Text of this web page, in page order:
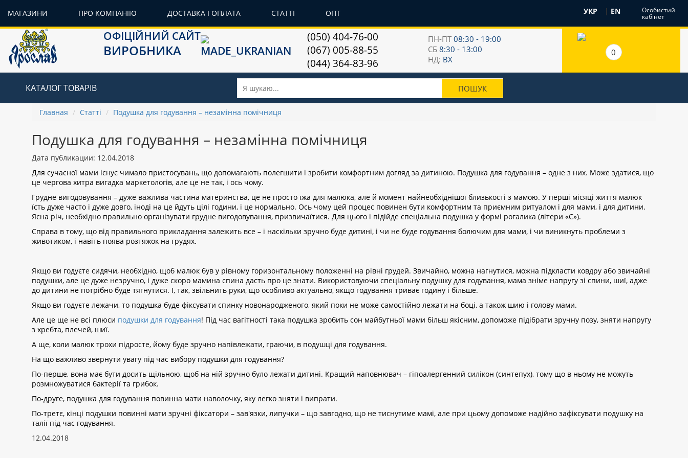
МАГАЗИНИ ПРО КОМПАНІЮ ДОСТАВКА І ОПЛАТА СТАТТІ ОПТ УКР | EN Особистий
кабінет
ОФІЦІЙНИЙ САЙТ
ВИРОБНИКА
(050) 404-76-00
(067) 005-88-55
(044) 364-83-96
ПН-ПТ08:30 - 19:00
СБ8:30 - 13:00
НД: ВХ
0
КАТАЛОГ ТОВАРІВ
Главная Статті Подушка для годування – незамінна помічниця
Подушка для годування – незамінна помічниця
Дата публикации: 12.04.2018
Для сучасної мами існує чимало пристосувань, що допомагають полегшити і зробити комфортним догляд за дитиною. Подушка для годування – одне з них. Може здатися, що
це чергова хитра вигадка маркетологів, але це не так, і ось чому.
Грудне вигодовування – дуже важлива частина материнства, це не просто їжа для малюка, але й момент найнеобхіднішої близькості з мамою. У перші місяці життя малюк
їсть дуже часто і дуже довго, іноді на це йдуть цілі години, і це нормально. Ось чому цей процес повинен бути комфортним та приємним ритуалом і для мами, і для дитини.
Ясна річ, необхідно правильно організувати грудне вигодовування, призвичаїтися. Для цього і підійде спеціальна подушка у формі рогалика (літери «С»).
Справа в тому, що від правильного прикладання залежить все – і наскільки зручно буде дитині, і чи не буде годування болючим для мами, і чи виникнуть проблеми з
животиком, і навіть поява розтяжок на грудях.
Якщо ви годуєте сидячи, необхідно, щоб малюк був у рівному горизонтальному положенні на рівні грудей. Звичайно, можна нагнутися, можна підкласти ковдру або звичайні
подушки, але це дуже незручно, і дуже скоро мамина спина дасть про це знати. Використовуючи спеціальну подушку для годування, мама зніме напругу зі спини, шиї, адже
до дитини не потрібно буде тягнутися. І, так, звільнить руки, що особливо актуально, якщо годування триває годину і більше.
Якщо ви годуєте лежачи, то подушка буде фіксувати спинку новонародженого, який поки не може самостійно лежати на боці, а також шию і голову мами.
Але це ще не всі плюси подушки для годування! Під час вагітності така подушка зробить сон майбутньої мами більш якісним, допоможе підібрати зручну позу, зняти напругу
з хребта, плечей, шиї.
А ще, коли малюк трохи підросте, йому буде зручно напівлежати, граючи, в подушці для годування.
На що важливо звернути увагу під час вибору подушки для годування?
По-перше, вона має бути досить щільною, щоб на ній зручно було лежати дитині. Кращий наповнювач – гіпоалергенний силікон (синтепух), тому що в ньому не можуть
розмножуватися бактерії та грибок.
По-друге, подушка для годування повинна мати наволочку, яку легко зняти і випрати.
По-третє, кінці подушки повинні мати зручні фіксатори – зав'язки, липучки – що завгодно, що не тиснутиме мамі, але при цьому допоможе надійно зафіксувати подушку на
талії під час годування.
12.04.2018